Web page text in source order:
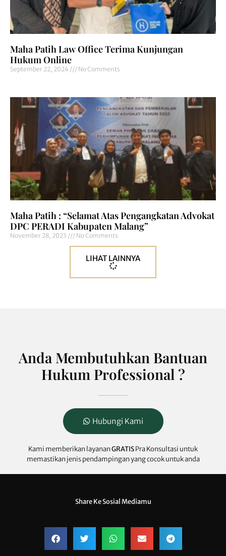
Maha Patih Law Office Terima Kunjungan
Hukum Online
September 22, 2024 No Comments
Maha Patih : “Selamat Atas Pengangkatan Advokat
DPC PERADI Kabupaten Malang”
November 28, 2023 No Comments
LIHAT LAINNYA
Anda Membutuhkan Bantuan
Hukum Professional ?
Hubungi Kami
Kami memberikan layananGRATISPra Konsultasi untuk
memastikan jenis pendampingan yang cocok untuk anda
Share Ke Sosial Mediamu